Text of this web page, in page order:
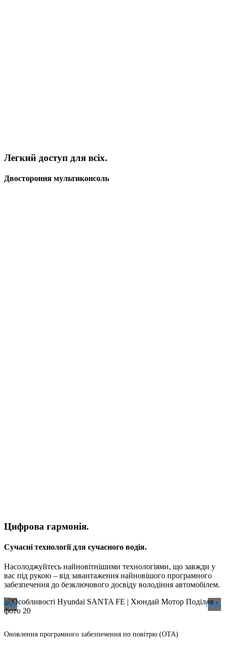
Легкий доступ для всіх.
Двостороння мультиконсоль
Цифрова гармонія.
Сучасні технології для сучасного водія.
Насолоджуйтесь найновітнішими технологіями, що завжди у
вас під рукою – від завантаження найновішого програмного
забезпечення до безключового досвіду володіння автомобілем.
Оновлення програмного забезпечення по повітрю (OTA)
Next
Prev